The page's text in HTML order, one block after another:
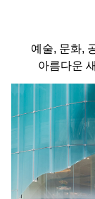
예술, 문화,
아름다운